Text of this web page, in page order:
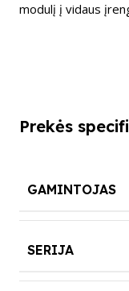
modulį į vidaus
Prekės
GAMINTOJAS
SERIJA